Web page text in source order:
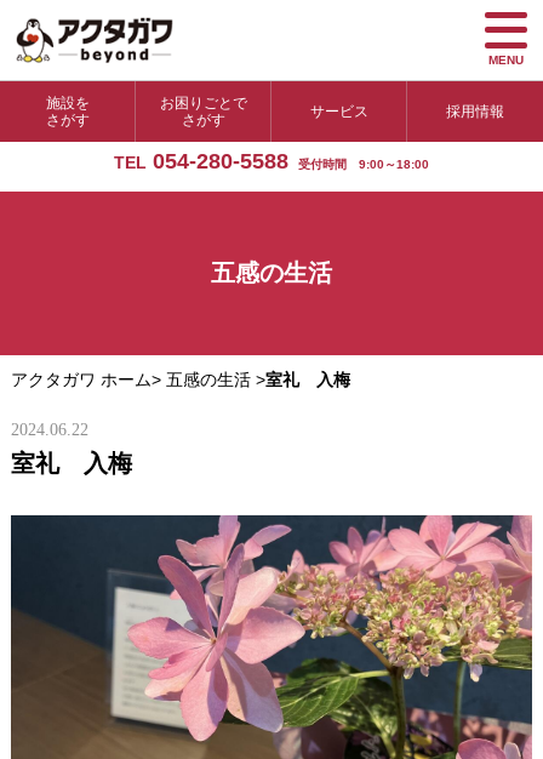
施設を
さがす
お困りごとで
さがす
サービス 採用情報
TEL 054-280-5588 受付時間 9:00～18:00
MENU
五感の生活
アクタガワ ホーム> 五感の生活>室礼 入梅
2024.06.22
室礼 入梅